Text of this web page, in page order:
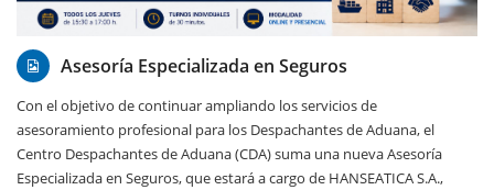
14/07/2026
Asesoría Especializada en Seguros
Con el objetivo de continuar ampliando los servicios de
asesoramiento profesional para los Despachantes de Aduana, el
Centro Despachantes de Aduana (CDA) suma una nueva Asesoría
Especializada en Seguros, que estará a cargo de HANSEATICA S.A.,